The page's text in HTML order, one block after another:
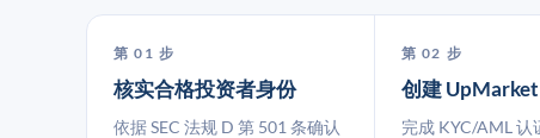
第 01 步
核实合格投资者身份
依据 SEC 法规 D 第 501 条确认
第 02 步
创建
完成 KYC/AML 认